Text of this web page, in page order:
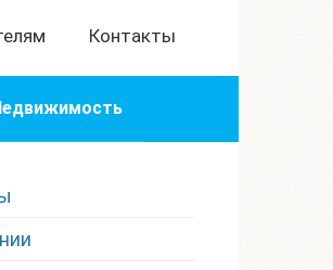
Контакты